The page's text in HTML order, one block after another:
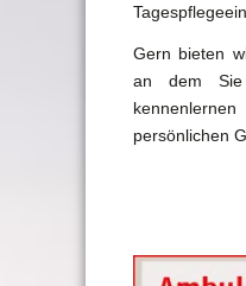
Gern bieten
an dem Sie
persönlichen